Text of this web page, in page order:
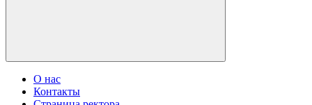
О нас
Контакты